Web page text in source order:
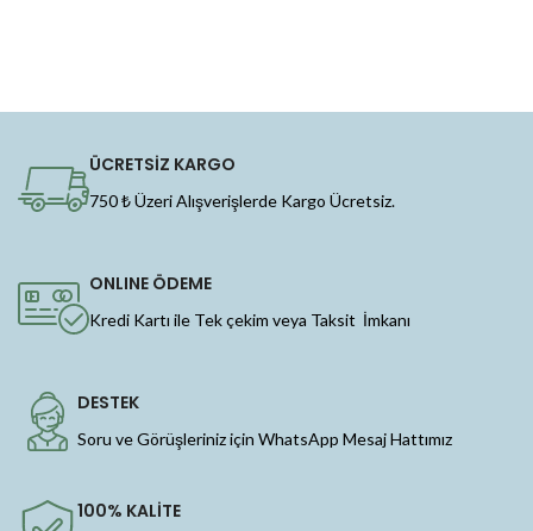
ÜCRETSİZ KARGO
750 ₺ Üzeri Alışverişlerde Kargo Ücretsiz.
ONLINE ÖDEME
Kredi Kartı ile Tek çekim veya Taksit İmkanı
DESTEK
Soru ve Görüşleriniz için WhatsApp Mesaj Hattımız
100% KALİTE